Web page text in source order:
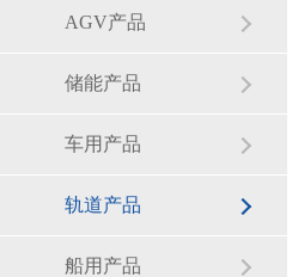
AGV产品
储能产品
车用产品
轨道产品
船用产品